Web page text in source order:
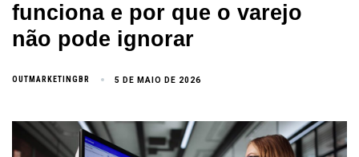
funciona e por que o varejo
não pode ignorar
OUTMARKETINGBR 5 DE MAIO DE 2026